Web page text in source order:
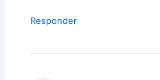
Responder